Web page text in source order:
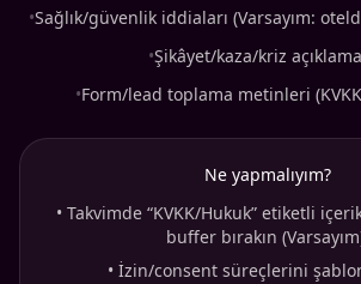
•Sağlık/güvenlik iddiaları (Varsayım:
•Şikâyet/kaza/kriz
•Form/lead toplama metinleri
Ne yapmalıyım?
• Takvimde “KVKK/Hukuk” etiketli
buffer bırakın
• İzin/consent süreçlerini